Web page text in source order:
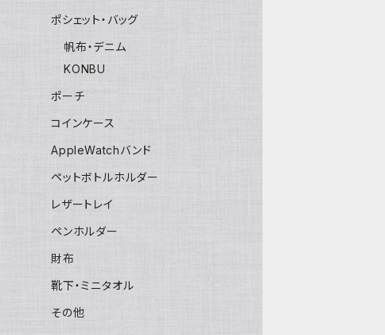
ポシェット・バッグ
帆布・デニム
KONBU
ポーチ
コインケース
AppleWatchバンド
ペットボトルホルダー
レザートレイ
ペンホルダー
財布
靴下・ミニタオル
その他